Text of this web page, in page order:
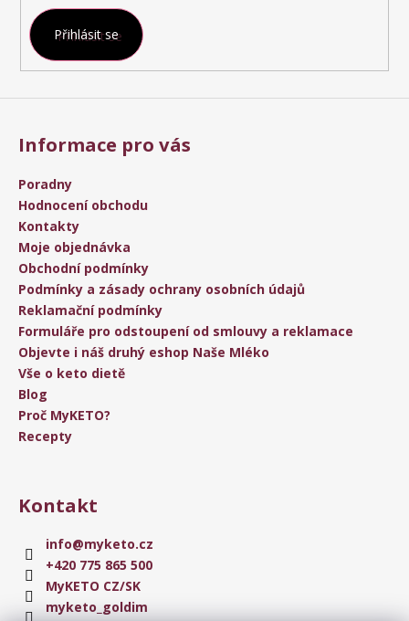
Přihlásit se
Informace pro vás
Poradny
Hodnocení obchodu
Kontakty
Moje objednávka
Obchodní podmínky
Podmínky a zásady ochrany osobních údajů
Reklamační podmínky
Formuláře pro odstoupení od smlouvy a reklamace
Objevte i náš druhý eshop Naše Mléko
Vše o keto dietě
Blog
Proč MyKETO?
Recepty
Kontakt
info@myketo.cz
+420 775 865 500
MyKETO CZ/SK
myketo_goldim